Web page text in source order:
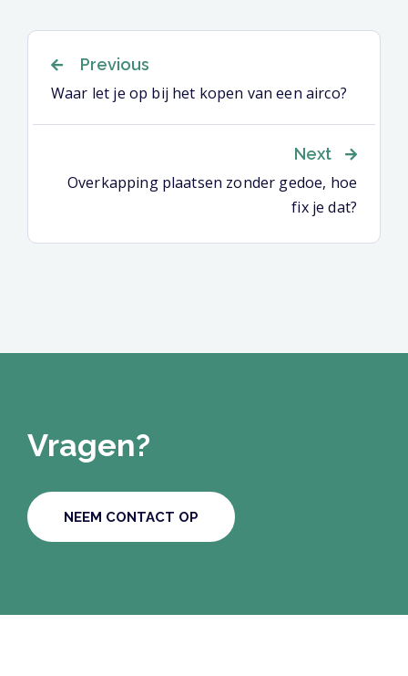
Previous
Waar let je op bij het kopen van een airco?
Next
Overkapping plaatsen zonder gedoe, hoe
fix je dat?
Vragen?
NEEM CONTACT OP